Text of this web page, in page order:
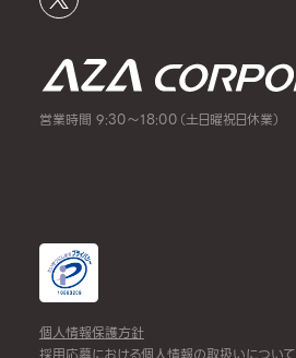
営業時間 9:30～18:00（土日曜祝日休業）
個人情報保護方針
採用応募における個人情報の取扱いについて